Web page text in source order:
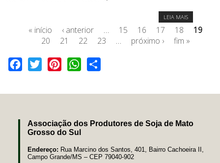
LEIA MAIS
« início ‹ anterior … 15 16 17 18
19
20
21 22 23 … próximo › fim »
Facebook
Twitter PinterestWhatsApp
Associação dos Produtores de Soja de Mato
Grosso do Sul
Endereço: Rua Marcino dos Santos, 401, Bairro Cachoeira II,
Campo Grande/MS – CEP 79040-902